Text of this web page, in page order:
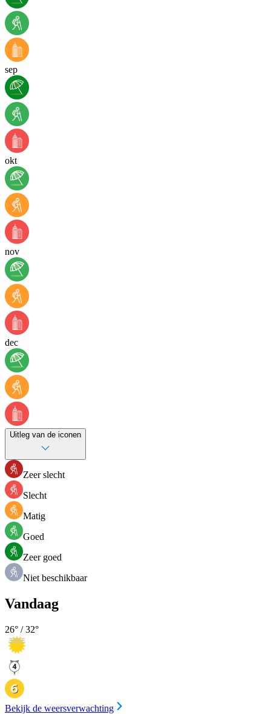
sep
okt
nov
dec
Uitleg van de iconen
Zeer slecht
Slecht
Matig
Goed
Zeer goed
Niet beschikbaar
Vandaag
26° /32°
Bekijk de weersverwachting